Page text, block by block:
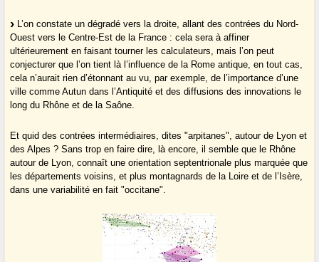
L’on constate un dégradé vers la droite, allant des contrées du Nord-
Ouest vers le Centre-Est de la France : cela sera à affiner
ultérieurement en faisant tourner les calculateurs, mais l’on peut
conjecturer que l’on tient là l’influence de la Rome antique, en tout cas,
cela n’aurait rien d’étonnant au vu, par exemple, de l’importance d’une
ville comme Autun dans l’Antiquité et des diffusions des innovations le
long du Rhône et de la Saône.
Et quid des contrées intermédiaires, dites "arpitanes", autour de Lyon et
des Alpes ? Sans trop en faire dire, là encore, il semble que le Rhône
autour de Lyon, connaît une orientation septentrionale plus marquée que
les départements voisins, et plus montagnards de la Loire et de l’Isère,
dans une variabilité en fait "occitane".